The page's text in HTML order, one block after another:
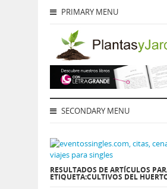
PRIMARY MENU
SECONDARY MENU
RESULTADOS DE ARTÍCULOS
ETIQUETA:CULTIVOS DEL